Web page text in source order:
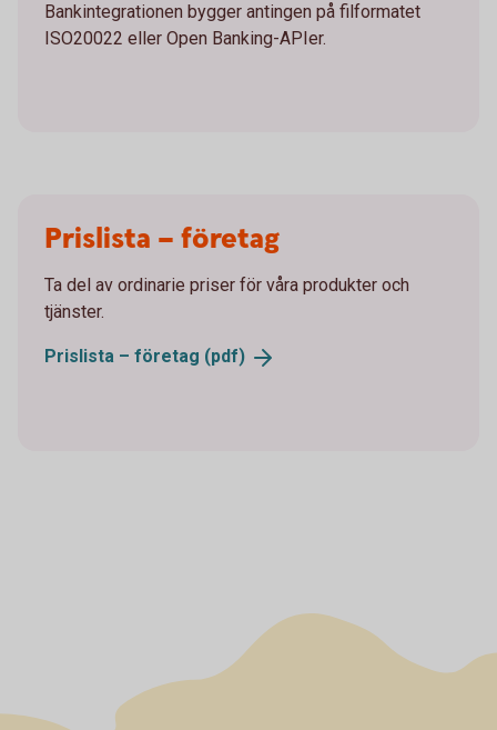
Bankintegrationen bygger antingen på filformatet
ISO20022 eller Open Banking-APIer.
Prislista – företag
Ta del av ordinarie priser för våra produkter och
tjänster.
Prislista – företag (pdf)